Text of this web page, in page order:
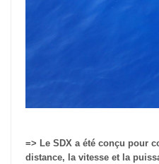
=> Le SDX a été conçu pour
distance, la vitesse et la